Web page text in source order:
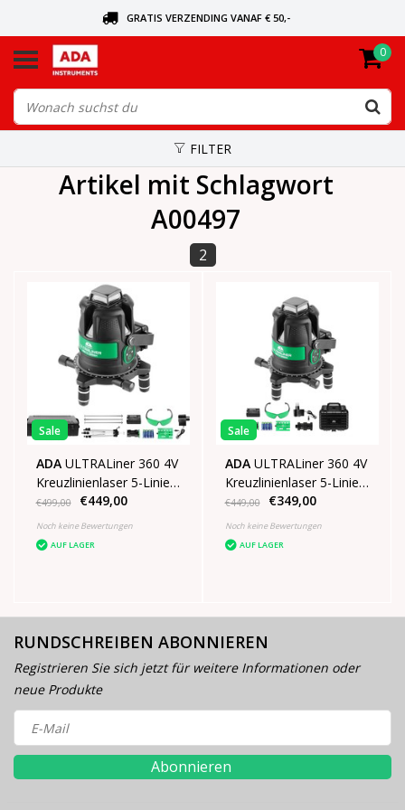
GRATIS VERZENDING VANAF € 50,-
VANDAAG BESTELD, VANDAAG VERZONDEN
0
FILTER
Artikel mit Schlagwort
A00497
2
Sale
ADA ULTRALiner 360 4V
Kreuzlinienlaser 5-Linien
Grün SET
€499,00 €449,00
Noch keine Bewertungen
AUF LAGER
Sale
ADA ULTRALiner 360 4V
Kreuzlinienlaser 5-Linien
Grün
€449,00 €349,00
Noch keine Bewertungen
AUF LAGER
RUNDSCHREIBEN ABONNIEREN
Registrieren Sie sich jetzt für weitere Informationen oder
neue Produkte
Abonnieren